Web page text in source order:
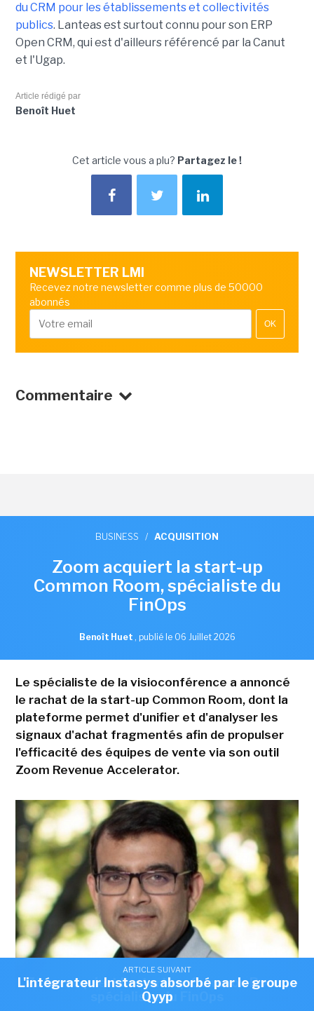
du CRM pour les établissements et collectivités
publics. Lanteas est surtout connu pour son ERP
Open CRM, qui est d'ailleurs référencé par la Canut
et l'Ugap.
Article rédigé par
Benoît Huet
Cet article vous a plu? Partagez le !
NEWSLETTER LMI
Recevez notre newsletter comme plus de 50000
abonnés
OK
Commentaire
ARTICLE SUIVANT
Zoom acquiert la start-up Common Room,
spécialiste du FinOps
BUSINESS / ACQUISITION
Zoom acquiert la start-up
Common Room, spécialiste du
FinOps
Benoît Huet , publié le 06 Juillet 2026
Le spécialiste de la visioconférence a annoncé
le rachat de la start-up Common Room, dont la
plateforme permet d'unifier et d'analyser les
signaux d'achat fragmentés afin de propulser
l'efficacité des équipes de vente via son outil
Zoom Revenue Accelerator.
« Le rachat de Common Room nous permet détendre le système
ARTICLE SUIVANT
L'intégrateur Instasys absorbé par le groupe
Qyyp